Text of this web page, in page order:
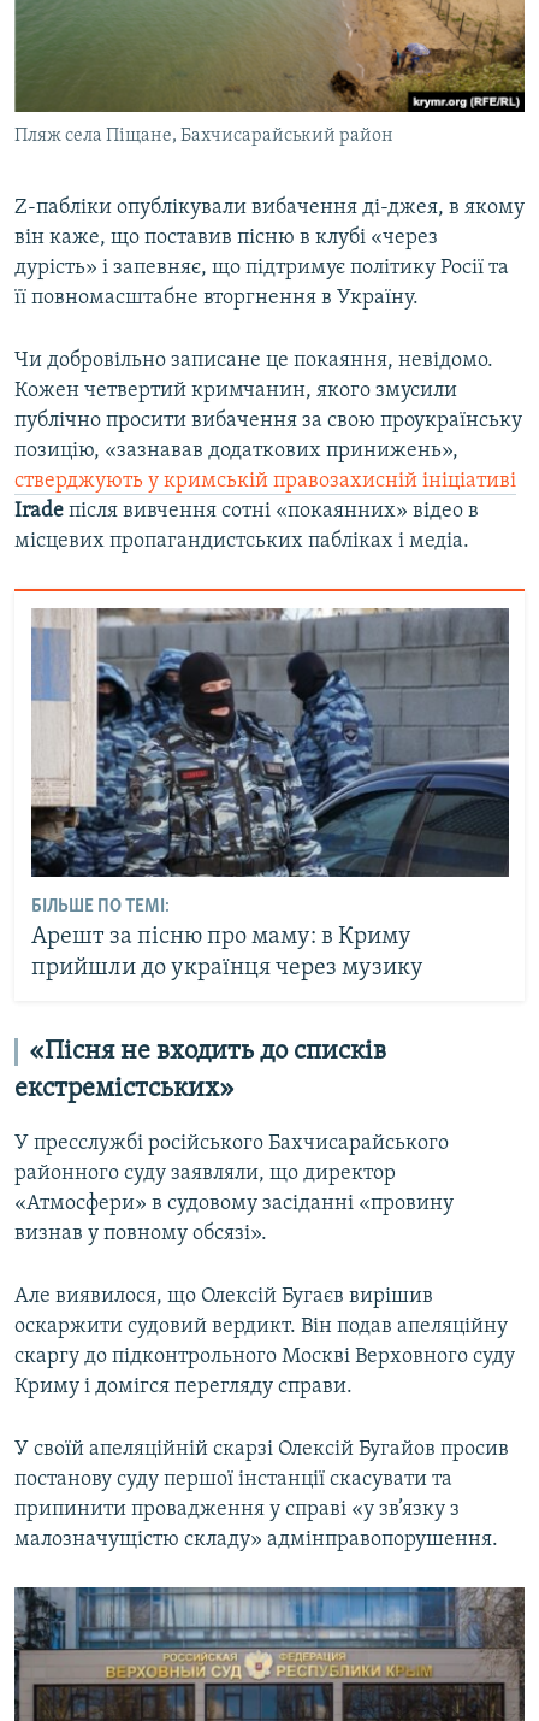
Пляж села Піщане, Бахчисарайський район
Z-пабліки опублікували вибачення ді-джея, в якому
він каже, що поставив пісню в клубі «через
дурість» і запевняє, що підтримує політику Росії та
її повномасштабне вторгнення в Україну.
Чи добровільно записане це покаяння, невідомо.
Кожен четвертий кримчанин, якого змусили
публічно просити вибачення за свою проукраїнську
позицію, «зазнавав додаткових принижень»,
стверджують у кримській правозахисній ініціативі
Irade після вивчення сотні «покаянних» відео в
місцевих пропагандистських пабліках і медіа.
БІЛЬШЕ ПО ТЕМІ:
Арешт за пісню про маму: в Криму
прийшли до українця через музику
«Пісня не входить до списків
екстремістських»
У пресслужбі російського Бахчисарайського
районного суду заявляли, що директор
«Атмосфери» в судовому засіданні «провину
визнав у повному обсязі».
Але виявилося, що Олексій Бугаєв вирішив
оскаржити судовий вердикт. Він подав апеляційну
скаргу до підконтрольного Москві Верховного суду
Криму і домігся перегляду справи.
У своїй апеляційній скарзі Олексій Бугайов просив
постанову суду першої інстанції скасувати та
припинити провадження у справі «у зв’язку з
малозначущістю складу» адмінправопорушення.